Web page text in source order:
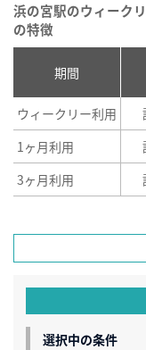
浜の宮駅のウィーク
の特徴
期間
ウィークリー利用
1ヶ月利用
3ヶ月利用
選択中の条件